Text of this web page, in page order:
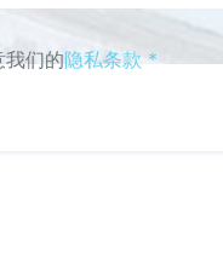
我们的隐私条款 *